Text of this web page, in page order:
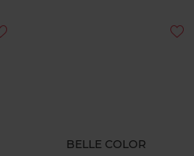
BELLE COLOR